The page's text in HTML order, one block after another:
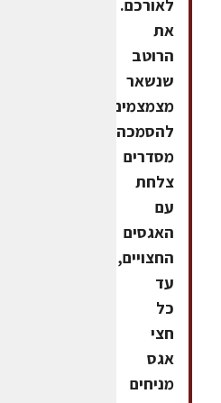
לאורכם.
את
הרוטב
שנשאר
מצמצמים
להסמכה.להגשה:
מסדרים
צלחת
עם
האגסים
החצויים,
עד
כל
חצי
אגס
מניחים